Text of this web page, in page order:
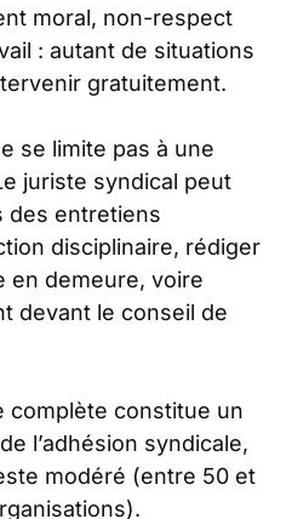
moral, non-respect
: autant de situations
gratuitement.
se limite pas à une
juriste syndical peut
des entretiens
disciplinaire, rédiger
en demeure, voire
devant le conseil de
complète constitue un
l’adhésion syndicale,
modéré (entre 50 et